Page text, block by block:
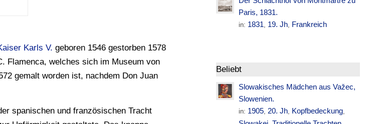
Karls V. geboren 1546 gestorben 1578
Flamenca, welches sich im Museum von
gemalt worden ist, nachdem Don Juan
spanischen und französischen Tracht
Paris, 1831.
in: 1831, 19. Jh, Frankreich
Beliebt
Slowakisches Mädchen aus Važec,
Slowenien.
in: 1905,20. Jh, Kopfbedeckung,